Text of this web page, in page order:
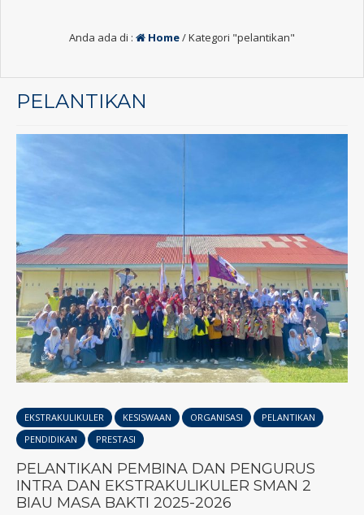
Anda ada di : Home/Kategori "pelantikan"
PELANTIKAN
EKSTRAKULIKULER KESISWAAN ORGANISASI
PELANTIKAN
PENDIDIKAN
PRESTASI
PELANTIKAN PEMBINA DAN PENGURUS
INTRA DAN EKSTRAKULIKULER SMAN 2
BIAU MASA BAKTI 2025-2026